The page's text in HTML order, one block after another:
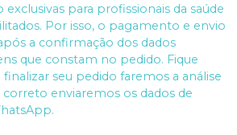
exclusivas para profissionais da saúde
Por isso, o pagamento e envio
a confirmação dos dados
que constam no pedido. Fique
seu pedido faremos a análise
correto enviaremos os dados de